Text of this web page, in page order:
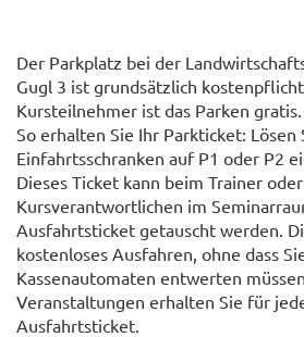
Der Parkplatz bei der
Gugl 3 ist grundsätzlich
Kursteilnehmer ist das Parken gratis.
So erhalten Sie Ihr Parkticket: Lösen
Einfahrtsschranken auf P1 oder P2
Dieses Ticket kann beim Trainer oder
Kursverantwortlichen im
Ausfahrtsticket getauscht werden.
kostenloses Ausfahren, ohne dass
Kassenautomaten entwerten
Veranstaltungen erhalten Sie für
Ausfahrtsticket.